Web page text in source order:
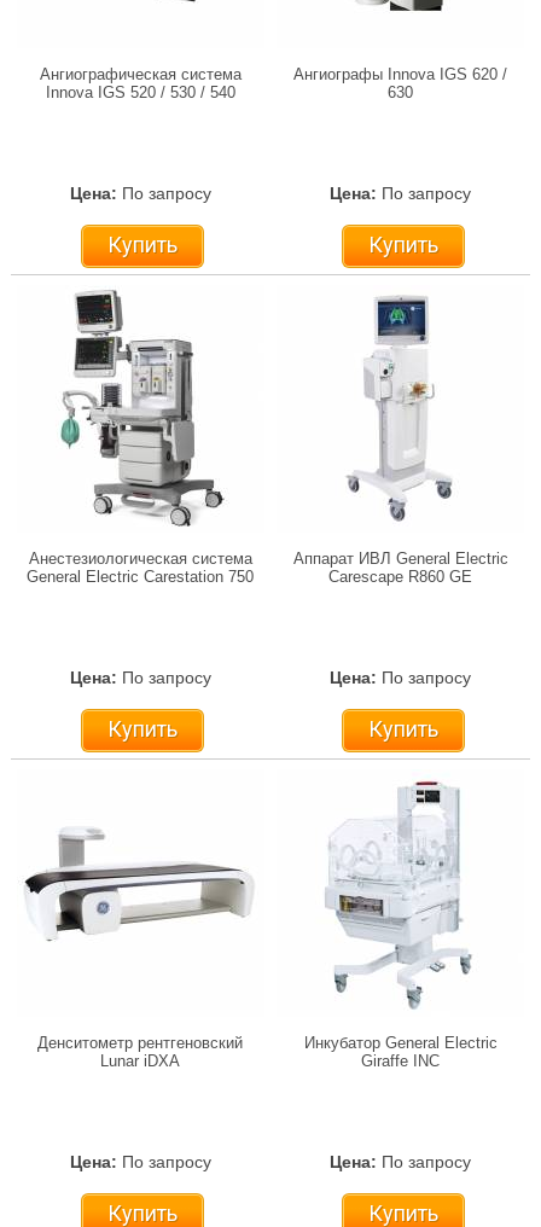
Ангиографическая система
Innova IGS 520 / 530 / 540
Цена: По запросу
Купить
Ангиографы Innova IGS 620 /
630
Цена: По запросу
Купить
Анестезиологическая система
General Electric Carestation 750
Цена: По запросу
Купить
Аппарат ИВЛ General Electric
Carescape R860 GE
Цена: По запросу
Купить
Денситометр рентгеновский
Lunar iDXA
Цена: По запросу
Купить
Инкубатор General Electric
Giraffe INC
Цена: По запросу
Купить